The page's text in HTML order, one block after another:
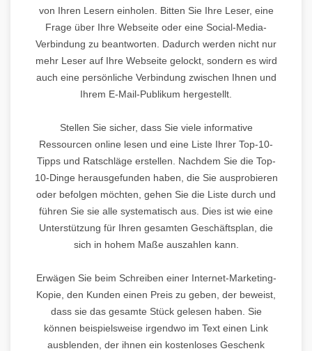
von Ihren Lesern einholen. Bitten Sie Ihre Leser, eine
Frage über Ihre Webseite oder eine Social-Media-
Verbindung zu beantworten. Dadurch werden nicht nur
mehr Leser auf Ihre Webseite gelockt, sondern es wird
auch eine persönliche Verbindung zwischen Ihnen und
Ihrem E-Mail-Publikum hergestellt.
Stellen Sie sicher, dass Sie viele informative
Ressourcen online lesen und eine Liste Ihrer Top-10-
Tipps und Ratschläge erstellen. Nachdem Sie die Top-
10-Dinge herausgefunden haben, die Sie ausprobieren
oder befolgen möchten, gehen Sie die Liste durch und
führen Sie sie alle systematisch aus. Dies ist wie eine
Unterstützung für Ihren gesamten Geschäftsplan, die
sich in hohem Maße auszahlen kann.
Erwägen Sie beim Schreiben einer Internet-Marketing-
Kopie, den Kunden einen Preis zu geben, der beweist,
dass sie das gesamte Stück gelesen haben. Sie
können beispielsweise irgendwo im Text einen Link
ausblenden, der ihnen ein kostenloses Geschenk